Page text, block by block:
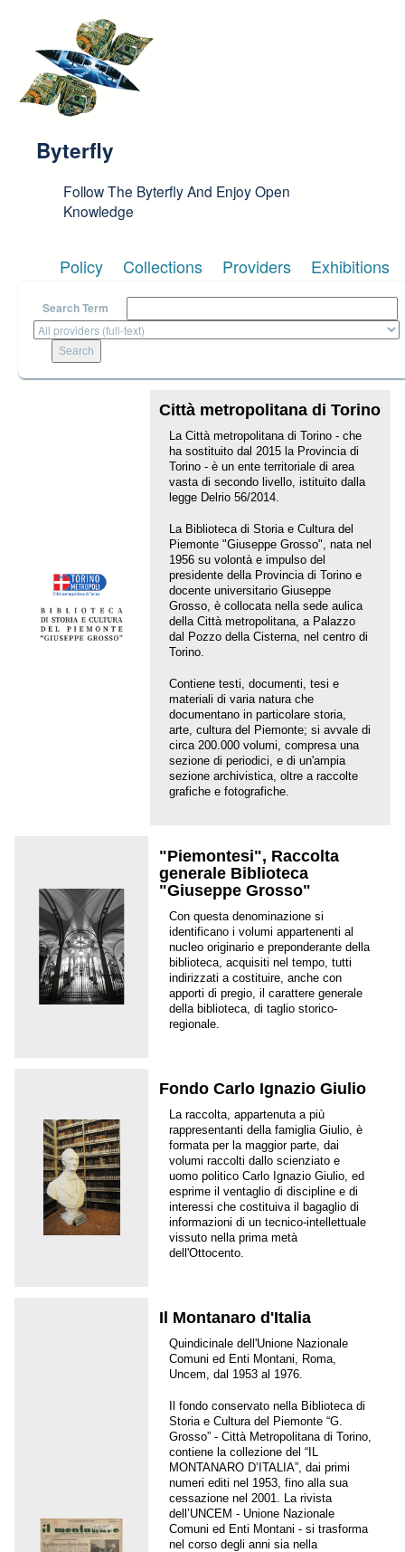
Byterfly
Follow The Byterfly And Enjoy Open
Knowledge
Policy Collections Providers Exhibitions
Search Term
Città metropolitana di Torino
La Città metropolitana di Torino - che
ha sostituito dal 2015 la Provincia di
Torino - è un ente territoriale di area
vasta di secondo livello, istituito dalla
legge Delrio 56/2014.
La Biblioteca di Storia e Cultura del
Piemonte "Giuseppe Grosso", nata nel
1956 su volontà e impulso del
presidente della Provincia di Torino e
docente universitario Giuseppe
Grosso, è collocata nella sede aulica
della Città metropolitana, a Palazzo
dal Pozzo della Cisterna, nel centro di
Torino.
Contiene testi, documenti, tesi e
materiali di varia natura che
documentano in particolare storia,
arte, cultura del Piemonte; si avvale di
circa 200.000 volumi, compresa una
sezione di periodici, e di un'ampia
sezione archivistica, oltre a raccolte
grafiche e fotografiche.
"Piemontesi", Raccolta
generale Biblioteca
"Giuseppe Grosso"
Con questa denominazione si
identificano i volumi appartenenti al
nucleo originario e preponderante della
biblioteca, acquisiti nel tempo, tutti
indirizzati a costituire, anche con
apporti di pregio, il carattere generale
della biblioteca, di taglio storico-
regionale.
Fondo Carlo Ignazio Giulio
La raccolta, appartenuta a più
rappresentanti della famiglia Giulio, è
formata per la maggior parte, dai
volumi raccolti dallo scienziato e
uomo politico Carlo Ignazio Giulio, ed
esprime il ventaglio di discipline e di
interessi che costituiva il bagaglio di
informazioni di un tecnico-intellettuale
vissuto nella prima metà
dell'Ottocento.
Il Montanaro d'Italia
Quindicinale dell'Unione Nazionale
Comuni ed Enti Montani, Roma,
Uncem, dal 1953 al 1976.
Il fondo conservato nella Biblioteca di
Storia e Cultura del Piemonte “G.
Grosso” - Città Metropolitana di Torino,
contiene la collezione del “IL
MONTANARO D’ITALIA”, dai primi
numeri editi nel 1953, fino alla sua
cessazione nel 2001. La rivista
dell’UNCEM - Unione Nazionale
Comuni ed Enti Montani - si trasforma
nel corso degli anni sia nella